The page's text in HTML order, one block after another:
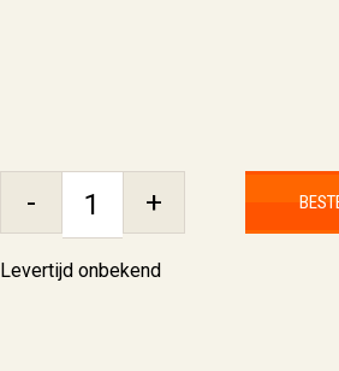
- +
Levertijd onbekend